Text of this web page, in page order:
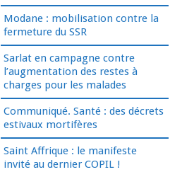
Modane : mobilisation contre la
fermeture du SSR
Sarlat en campagne contre
l’augmentation des restes à
charges pour les malades
Communiqué. Santé : des décrets
estivaux mortifères
Saint Affrique : le manifeste
invité au dernier COPIL !